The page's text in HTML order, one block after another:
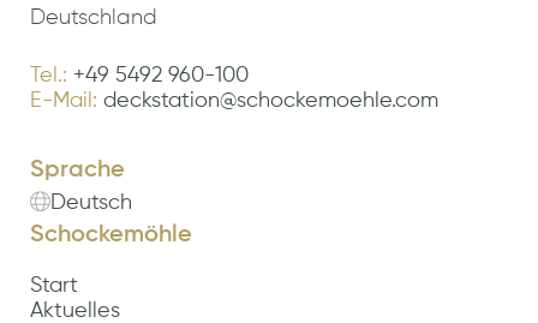
Deutschland
Tel.: +49 5492 960-100
E-Mail: deckstation@schockemoehle.com
Sprache
Deutsch
Schockemöhle
Start
Aktuelles